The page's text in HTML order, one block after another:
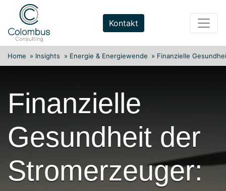
Weiter
Inhalt
Kontakt
Home » Insights » Energie & Energiewende » Finanzielle
Finanzielle
Gesundheit der
Stromerzeuger: